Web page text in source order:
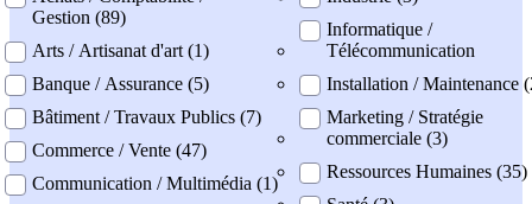
Gestion (89)
Arts / Artisanat d'art (1)
Banque / Assurance (5)
Bâtiment / Travaux Publics (7)
Commerce / Vente (47)
Communication / Multimédia (1)
Informatique /
Télécommunication
Installation / Maintenance
Marketing / Stratégie
commerciale (3)
Ressources Humaines (35)